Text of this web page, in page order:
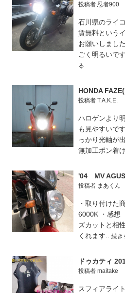
投稿者 忍者900
石川県のライ
賃無料という
お願いしまし
ごく明るいで
る
HONDA
投稿者 T.A.K.E.
ハロゲンより
も見やすいで
っかり光軸が
無加工ポン着
'04 MV
投稿者 まあくん
・取り付け
6000K ・感想
ズカットと相
くれます.. 続き
ドゥカティ
投稿者 maitake
スフィアライ